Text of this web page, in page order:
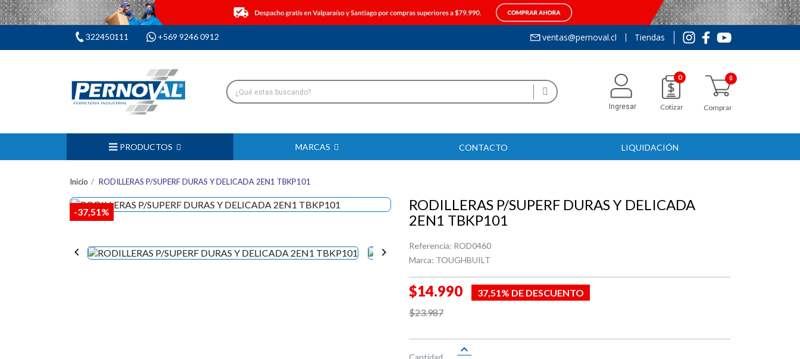
322450111 +569 9246 0912 ventas@pernoval.cl Tiendas
Ingresar
0
Cotizar Comprar
PRODUCTOS MARCAS CONTACTO LIQUIDACIÓN
Inicio RODILLERAS P/SUPERF DURAS Y DELICADA 2EN1 TBKP101
-37,51%
 
RODILLERAS P/SUPERF DURAS Y DELICADA
2EN1 TBKP101
Referencia: ROD0460
Marca: TOUGHBUILT
$14.990
37,51% DE DESCUENTO
$23.987
Cantidad